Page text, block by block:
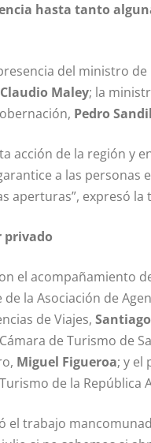
hasta tanto
del ministro
Claudio Maley; la
Pedro
acción de la región y
a las personas
aperturas”, expresó
privado
el acompañamiento
la Asociación de
de Viajes,
de Turismo de
Miguel Figueroa; y el
de la República
el trabajo